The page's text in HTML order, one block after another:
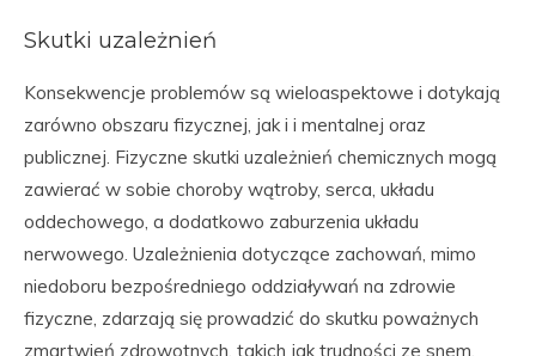
Skutki uzależnień
Konsekwencje problemów są wieloaspektowe i dotykają
zarówno obszaru fizycznej, jak i i mentalnej oraz
publicznej. Fizyczne skutki uzależnień chemicznych mogą
zawierać w sobie choroby wątroby, serca, układu
oddechowego, a dodatkowo zaburzenia układu
nerwowego. Uzależnienia dotyczące zachowań, mimo
niedoboru bezpośredniego oddziaływań na zdrowie
fizyczne, zdarzają się prowadzić do skutku poważnych
zmartwień zdrowotnych, takich jak trudności ze snem,